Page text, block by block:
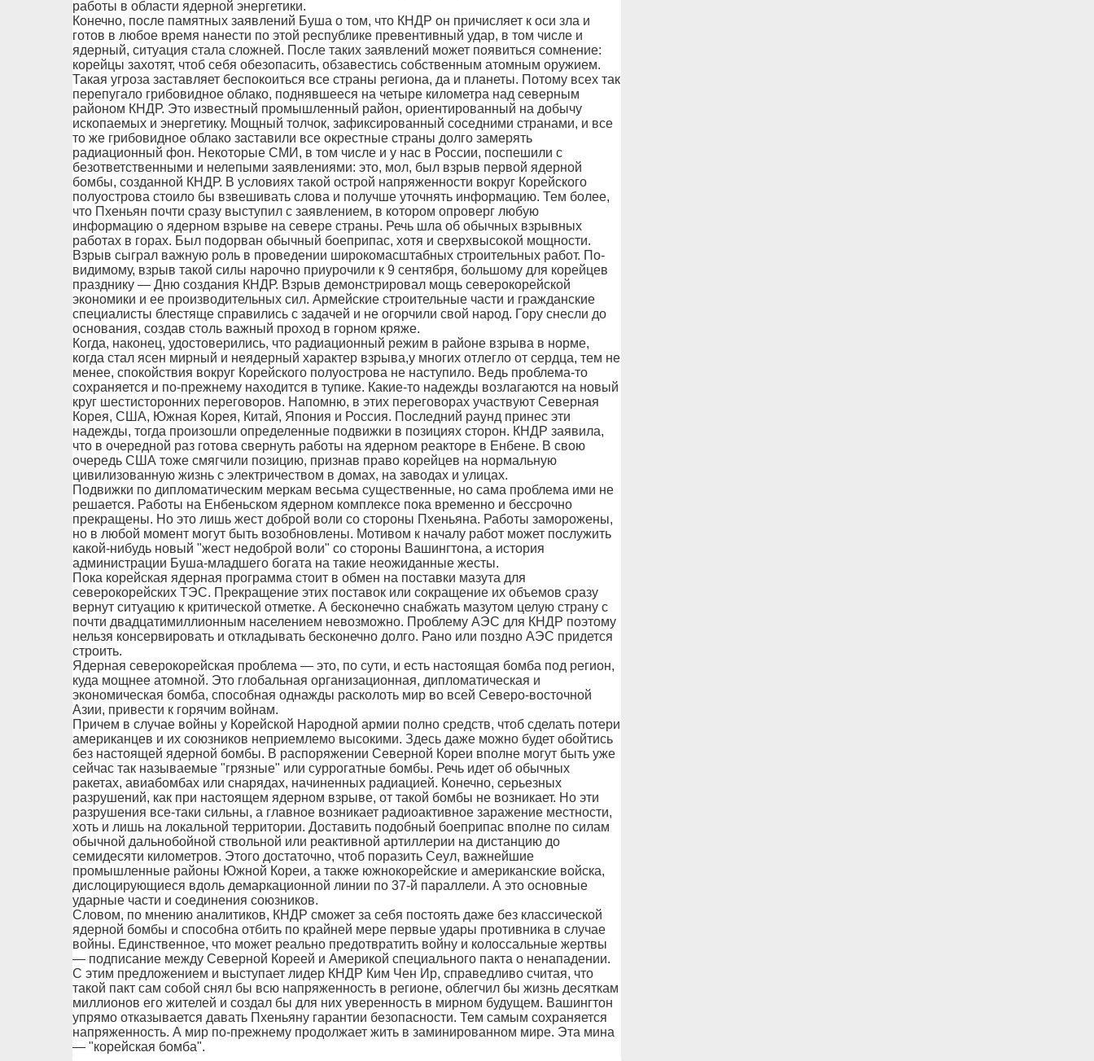
работы в области ядерной энергетики.
Конечно, после памятных заявлений Буша о том, что КНДР он причисляет к оси зла и
готов в любое время нанести по этой республике превентивный удар, в том числе и
ядерный, ситуация стала сложней. После таких заявлений может появиться сомнение:
корейцы захотят, чтоб себя обезопасить, обзавестись собственным атомным оружием.
Такая угроза заставляет беспокоиться все страны региона, да и планеты. Потому всех так
перепугало грибовидное облако, поднявшееся на четыре километра над северным
районом КНДР. Это известный промышленный район, ориентированный на добычу
ископаемых и энергетику. Мощный толчок, зафиксированный соседними странами, и все
то же грибовидное облако заставили все окрестные страны долго замерять
радиационный фон. Некоторые СМИ, в том числе и у нас в России, поспешили с
безответственными и нелепыми заявлениями: это, мол, был взрыв первой ядерной
бомбы, созданной КНДР. В условиях такой острой напряженности вокруг Корейского
полуострова стоило бы взвешивать слова и получше уточнять информацию. Тем более,
что Пхеньян почти сразу выступил с заявлением, в котором опроверг любую
информацию о ядерном взрыве на севере страны. Речь шла об обычных взрывных
работах в горах. Был подорван обычный боеприпас, хотя и сверхвысокой мощности.
Взрыв сыграл важную роль в проведении широкомасштабных строительных работ. По-
видимому, взрыв такой силы нарочно приурочили к 9 сентября, большому для корейцев
празднику — Дню создания КНДР. Взрыв демонстрировал мощь северокорейской
экономики и ее производительных сил. Армейские строительные части и гражданские
специалисты блестяще справились с задачей и не огорчили свой народ. Гору снесли до
основания, создав столь важный проход в горном кряже.
Когда, наконец, удостоверились, что радиационный режим в районе взрыва в норме,
когда стал ясен мирный и неядерный характер взрыва,у многих отлегло от сердца, тем не
менее, спокойствия вокруг Корейского полуострова не наступило. Ведь проблема-то
сохраняется и по-прежнему находится в тупике. Какие-то надежды возлагаются на новый
круг шестисторонних переговоров. Напомню, в этих переговорах участвуют Северная
Корея, США, Южная Корея, Китай, Япония и Россия. Последний раунд принес эти
надежды, тогда произошли определенные подвижки в позициях сторон. КНДР заявила,
что в очередной раз готова свернуть работы на ядерном реакторе в Енбене. В свою
очередь США тоже смягчили позицию, признав право корейцев на нормальную
цивилизованную жизнь с электричеством в домах, на заводах и улицах.
Подвижки по дипломатическим меркам весьма существенные, но сама проблема ими не
решается. Работы на Енбеньском ядерном комплексе пока временно и бессрочно
прекращены. Но это лишь жест доброй воли со стороны Пхеньяна. Работы заморожены,
но в любой момент могут быть возобновлены. Мотивом к началу работ может послужить
какой-нибудь новый "жест недоброй воли" со стороны Вашингтона, а история
администрации Буша-младшего богата на такие неожиданные жесты.
Пока корейская ядерная программа стоит в обмен на поставки мазута для
северокорейских ТЭС. Прекращение этих поставок или сокращение их объемов сразу
вернут ситуацию к критической отметке. А бесконечно снабжать мазутом целую страну с
почти двадцатимиллионным населением невозможно. Проблему АЭС для КНДР поэтому
нельзя консервировать и откладывать бесконечно долго. Рано или поздно АЭС придется
строить.
Ядерная северокорейская проблема — это, по сути, и есть настоящая бомба под регион,
куда мощнее атомной. Это глобальная организационная, дипломатическая и
экономическая бомба, способная однажды расколоть мир во всей Северо-восточной
Азии, привести к горячим войнам.
Причем в случае войны у Корейской Народной армии полно средств, чтоб сделать потери
американцев и их союзников неприемлемо высокими. Здесь даже можно будет обойтись
без настоящей ядерной бомбы. В распоряжении Северной Кореи вполне могут быть уже
сейчас так называемые "грязные" или суррогатные бомбы. Речь идет об обычных
ракетах, авиабомбах или снарядах, начиненных радиацией. Конечно, серьезных
разрушений, как при настоящем ядерном взрыве, от такой бомбы не возникает. Но эти
разрушения все-таки сильны, а главное возникает радиоактивное заражение местности,
хоть и лишь на локальной территории. Доставить подобный боеприпас вполне по силам
обычной дальнобойной ствольной или реактивной артиллерии на дистанцию до
семидесяти километров. Этого достаточно, чтоб поразить Сеул, важнейшие
промышленные районы Южной Кореи, а также южнокорейские и американские войска,
дислоцирующиеся вдоль демаркационной линии по 37-й параллели. А это основные
ударные части и соединения союзников.
Словом, по мнению аналитиков, КНДР сможет за себя постоять даже без классической
ядерной бомбы и способна отбить по крайней мере первые удары противника в случае
войны. Единственное, что может реально предотвратить войну и колоссальные жертвы
— подписание между Северной Кореей и Америкой специального пакта о ненападении.
С этим предложением и выступает лидер КНДР Ким Чен Ир, справедливо считая, что
такой пакт сам собой снял бы всю напряженность в регионе, облегчил бы жизнь десяткам
миллионов его жителей и создал бы для них уверенность в мирном будущем. Вашингтон
упрямо отказывается давать Пхеньяну гарантии безопасности. Тем самым сохраняется
напряженность. А мир по-прежнему продолжает жить в заминированном мире. Эта мина
— "корейская бомба".